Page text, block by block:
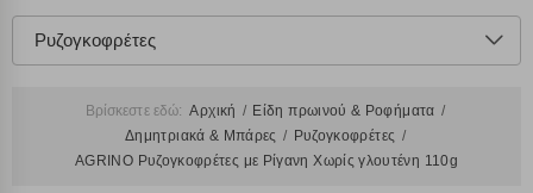
Ρυζογκοφρέτες
Βρίσκεστε εδώ: Αρχική
Είδη πρωινού & Ροφήματα
Δημητριακά & Μπάρες
Ρυζογκοφρέτες
AGRINO Ρυζογκοφρέτες με Ρίγανη Χωρίς γλουτένη 110g